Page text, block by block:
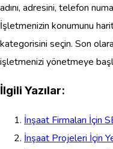
adını, adresini, telefon
İşletmenizin konumunu
kategorisini seçin. Son
işletmenizi yönetmeye
İlgili Yazılar:
İnşaat Firmaları İçin
İnşaat Projeleri İçin